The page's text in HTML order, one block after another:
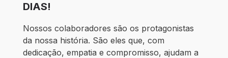
DIAS!
Nossos colaboradores são os protagonistas
da nossa história. São eles que, com
dedicação, empatia e compromisso, ajudam a